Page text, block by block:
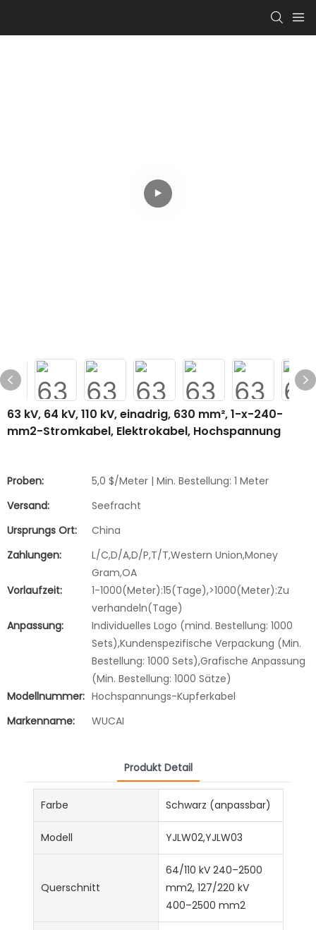
63 kV, 64 kV, 110 kV, einadrig, 630 mm², 1-x-240-
mm2-Stromkabel, Elektrokabel, Hochspannung
Proben:
5,0 $/Meter | Min. Bestellung: 1 Meter
Versand:
Seefracht
Ursprungs Ort:
China
Zahlungen:
L/C,D/A,D/P,T/T,Western Union,Money
Gram,OA
Vorlaufzeit:
1-1000(Meter):15(Tage),>1000(Meter):Zu
verhandeln(Tage)
Anpassung:
Individuelles Logo (mind. Bestellung: 1000
Sets),Kundenspezifische Verpackung (Min.
Bestellung: 1000 Sets),Grafische Anpassung
(Min. Bestellung: 1000 Sätze)
Modellnummer: Hochspannungs-Kupferkabel
Markenname:
WUCAI
Produkt Detail
Farbe Schwarz (anpassbar)
Modell YJLW02,YJLW03
Querschnitt
64/110 kV 240–2500
mm2, 127/220 kV
400–2500 mm2